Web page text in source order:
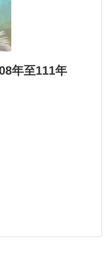
年至111年